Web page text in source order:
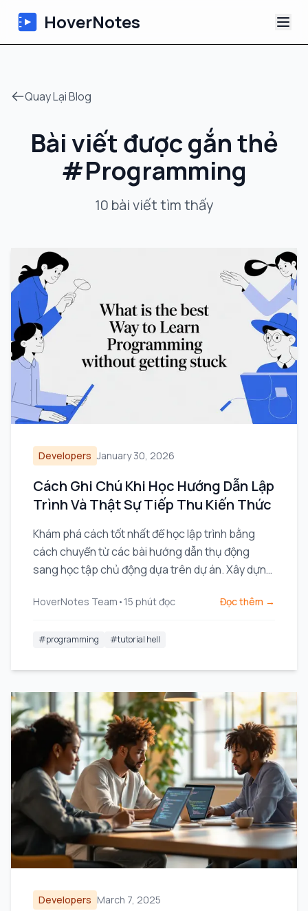
HoverNotes
Ghi chú Video AI
Hướng dẫn
Quay Lại Blog
Bài viết được gắn thẻ
#Programming
10 bài viếttìm thấy
Developers January 30, 2026
Cách Ghi Chú Khi Học Hướng Dẫn Lập
Trình Và Thật Sự Tiếp Thu Kiến Thức
Khám phá cách tốt nhất để học lập trình bằng
cách chuyển từ các bài hướng dẫn thụ động
sang học tập chủ động dựa trên dự án. Xây dựng
hướng dẫn nhàm chán.
HoverNotes Team • 15 phút đọc Đọc thêm →
#programming #tutorial hell
Developers March 7, 2025